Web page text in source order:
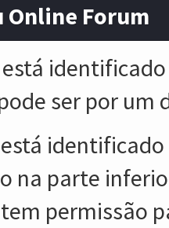
Online Forum
ser por um
na parte
permissão